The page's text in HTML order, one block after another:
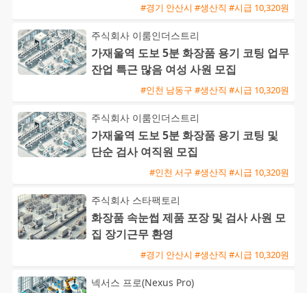
#경기 안산시 #생산직 #시급 10,320원
주식회사 이룸인더스트리
가재울역 도보 5분 화장품 용기 코팅 업무
잔업 특근 많음 여성 사원 모집
#인천 남동구 #생산직 #시급 10,320원
주식회사 이룸인더스트리
가재울역 도보 5분 화장품 용기 코팅 및
단순 검사 여직원 모집
#인천 서구 #생산직 #시급 10,320원
주식회사 스타팩토리
화장품 속눈썹 제품 포장 및 검사 사원 모
집 장기근무 환영
#경기 안산시 #생산직 #시급 10,320원
넥서스 프로(Nexus Pro)